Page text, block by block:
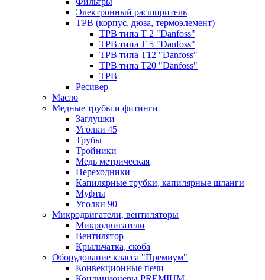
Электронный расширитель
ТРВ (корпус, дюза, термоэлемент)
ТРВ типа Т 2 "Danfoss"
ТРВ типа Т 5 "Danfoss"
ТРВ типа Т12 "Danfoss"
ТРВ типа Т20 "Danfoss"
ТРВ
Ресивер
Масло
Медные трубы и фитинги
Заглушки
Уголки 45
Трубы
Тройники
Медь метрическая
Переходники
Капилярные трубки, капилярные шланги
Муфты
Уголки 90
Микродвигатели, вентиляторы
Микродвигатели
Вентилятор
Крыльчатка, скоба
Оборудование класса "Премиум"
Конвекционные печи